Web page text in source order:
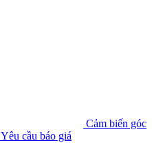
Cảm biến góc
Yêu cầu báo giá